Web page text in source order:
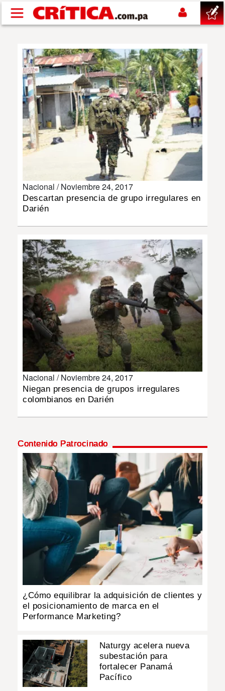
Pasar al contenido principal
SUCESOS
NACIONAL
POLÍTICA
SHOW
DEPORTES
INSÓLITAS
MULTIMEDIA
IMPRESO
Nacional /Noviembre 24, 2017
Descartan presencia de grupo irregulares en
Darién
Nacional /Noviembre 24, 2017
Niegan presencia de grupos irregulares
colombianos en Darién
Contenido Patrocinado
¿Cómo equilibrar la adquisición de clientes y
el posicionamiento de marca en el
Performance Marketing?
Naturgy acelera nueva
subestación para
fortalecer Panamá
Pacífico